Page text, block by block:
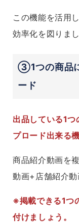
この機能を活用
効率化を図りま
③1つの商品
ード
出品している1
プロード出来る
商品紹介動画を
動画+店舗紹介動
※掲載できる1つ
付けましょう。